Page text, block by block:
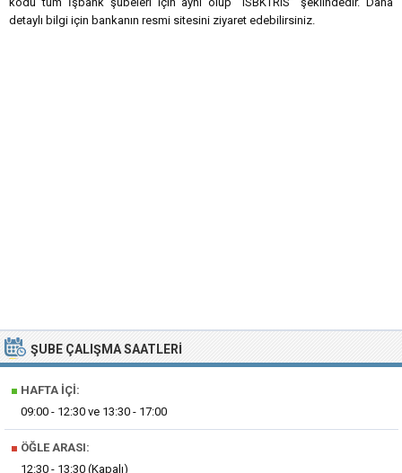
detaylı bilgi için bankanın resmi sitesini ziyaret edebilirsiniz.
ŞUBE ÇALIŞMA SAATLERI
■ HAFTA İÇI:
09:00 - 12:30 ve 13:30 - 17:00
■ ÖĞLE ARASI:
12:30 - 13:30 (Kapalı)